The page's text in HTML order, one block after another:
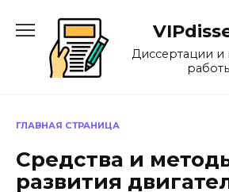
содержанию
Диссертации и
ГЛАВНАЯ СТРАНИЦА
Средства и
развития